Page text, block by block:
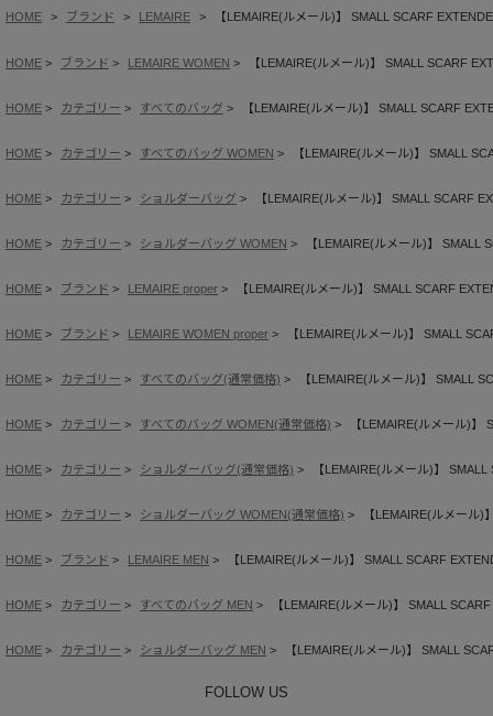
HOME ブランド LEMAIRE 【LEMAIRE(ルメール)】 SMALL SCARF
HOME ブランド LEMAIRE WOMEN 【LEMAIRE(ルメール)】 SMALL SCARF
HOME カテゴリー すべてのバッグ 【LEMAIRE(ルメール)】 SMALL SCARF
HOME カテゴリー すべてのバッグ WOMEN 【LEMAIRE(ルメール)】 SMALL
HOME カテゴリー ショルダーバッグ 【LEMAIRE(ルメール)】 SMALL SCARF
HOME カテゴリー ショルダーバッグ WOMEN 【LEMAIRE(ルメール)】 SMALL
HOME ブランド LEMAIRE proper 【LEMAIRE(ルメール)】 SMALL SCARF
HOME ブランド LEMAIRE WOMEN proper 【LEMAIRE(ルメール)】 SMALL
HOME カテゴリー すべてのバッグ(通常価格) 【LEMAIRE(ルメール)】 SMALL
HOME カテゴリー すべてのバッグ WOMEN(通常価格) 【LEMAIRE(ルメール)】
HOME カテゴリー ショルダーバッグ(通常価格) 【LEMAIRE(ルメール)】
HOME カテゴリー ショルダーバッグ WOMEN(通常価格) 【LEMAIRE(ルメール)
HOME ブランド LEMAIRE MEN 【LEMAIRE(ルメール)】 SMALL SCARF
HOME カテゴリー すべてのバッグ MEN 【LEMAIRE(ルメール)】 SMALL
HOME カテゴリー ショルダーバッグ MEN 【LEMAIRE(ルメール)】 SMALL
FOLLOW US